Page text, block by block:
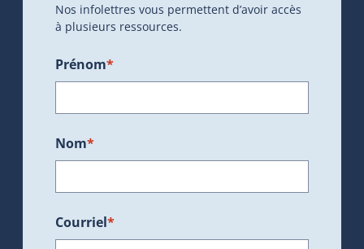
Nos infolettres vous permettent d’avoir accès
à plusieurs ressources.
Prénom*
Nom*
Courriel*